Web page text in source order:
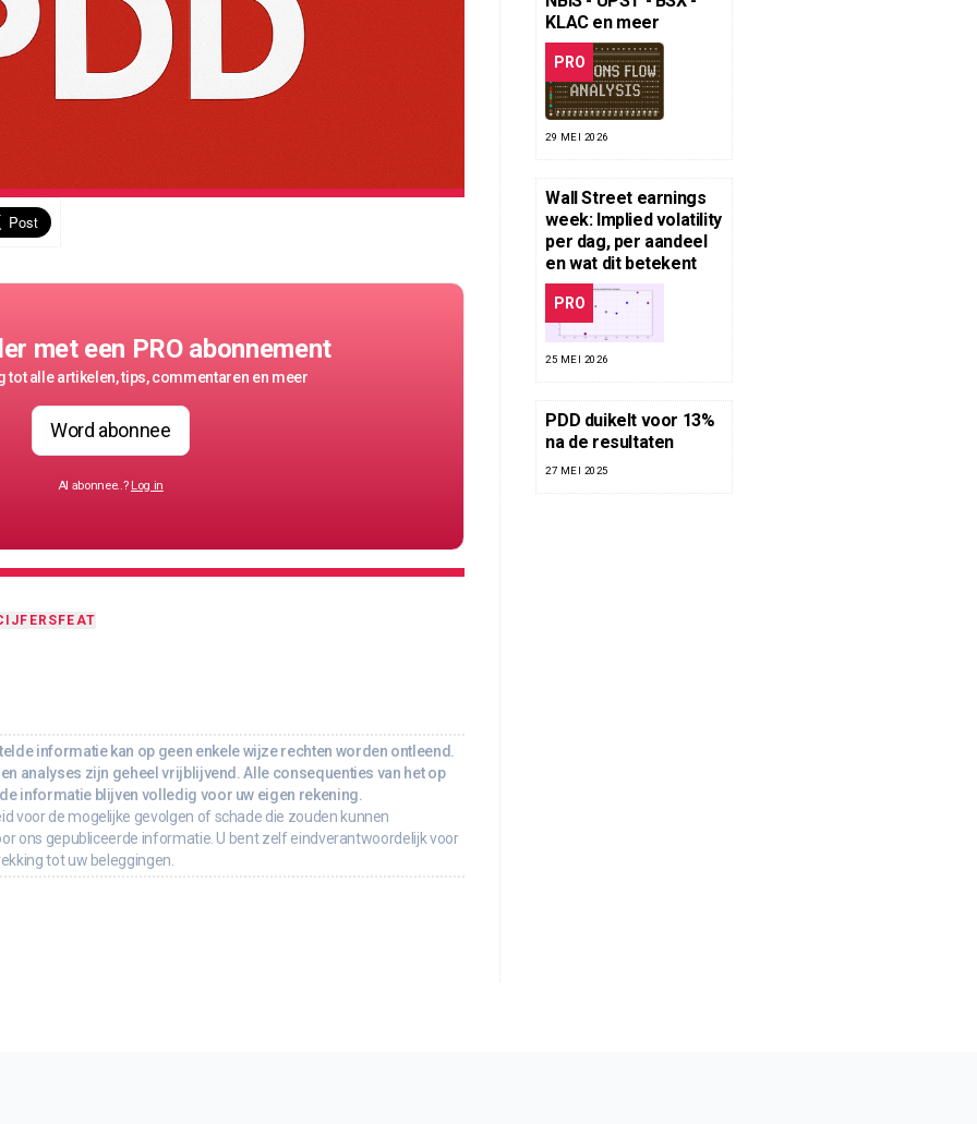
met een PRO abonnement
tot alle artikelen, tips, commentaren en meer
Word abonnee
Al abonnee..? Log in
FEAT
informatie kan op geen enkele wijze rechten worden ontleend.
analyses zijn geheel vrijblijvend. Alle consequenties van het op
informatie blijven volledig voor uw eigen rekening.
voor de mogelijke gevolgen of schade die zouden kunnen
ons gepubliceerde informatie. U bent zelf eindverantwoordelijk voor
tot uw beleggingen.
KLAC en meer
PRO
29 MEI 2026
Wall Street earnings
week: Implied volatility
per dag, per aandeel
en wat dit betekent
PRO
25 MEI 2026
PDD duikelt voor 13%
na de resultaten
27 MEI 2025